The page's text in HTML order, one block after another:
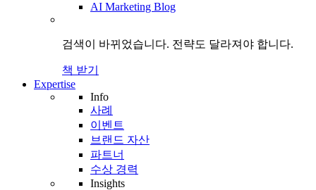
AI Marketing Blog
검색이 바뀌었습니다. 전략도 달라져야 합니다.
책 받기
Expertise
Info
사례
이벤트
브랜드 자산
파트너
수상 경력
Insights